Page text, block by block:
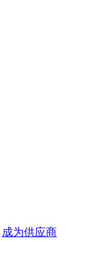
成为供应商